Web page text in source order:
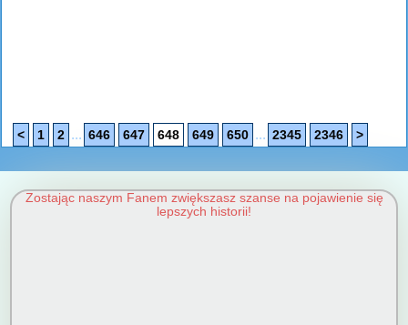
< 1 2 ... 646 647 648 649 650 ... 2345 2346 >
Zostając naszym Fanem zwiększasz szanse na pojawienie się
lepszych historii!